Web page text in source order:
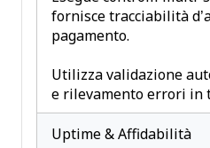
fornisce tracciabilità
pagamento.
Utilizza validazione
e rilevamento errori in
Uptime & Affidabilità